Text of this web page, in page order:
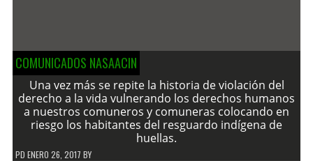
COMUNICADOS NASAACIN
Una vez más se repite la historia de violación del
derecho a la vida vulnerando los derechos humanos
a nuestros comuneros y comuneras colocando en
riesgo los habitantes del resguardo indígena de
huellas.
PD ENERO 26, 2017 BY